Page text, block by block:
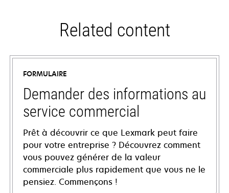
Related content
FORMULAIRE
Demander des informations au
service commercial
Prêt à découvrir ce que Lexmark peut faire
pour votre entreprise ? Découvrez comment
vous pouvez générer de la valeur
commerciale plus rapidement que vous ne le
pensiez. Commençons !